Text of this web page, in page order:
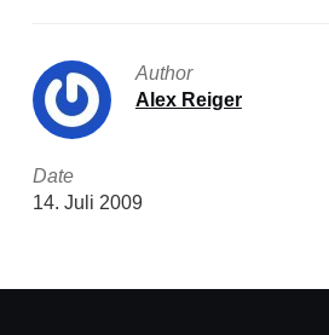
Author
Alex Reiger
Date
14. Juli 2009